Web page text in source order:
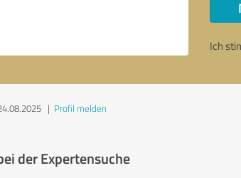
Ich
| Profil melden
der Expertensuche